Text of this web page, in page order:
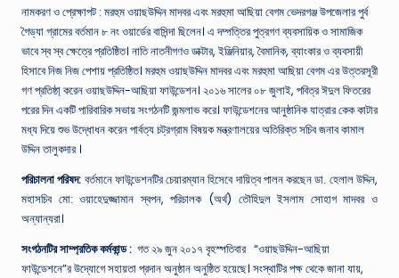
নামকরণ ও প্রেক্ষাপট : মরহুম ওয়াছউদ্দিন মাদবর এবং মরহুমা আছিয়া বেগম ভেদরগঞ্জ উপজেলার পুর্ব
গৈড্যা গ্রামের বর্তমান ৮ নং ওয়ার্ডের বাসিন্দা ছিলেন। এ দম্পত্তির পুত্রগণ ব্যবসায়িক ও সামাজিক
ভাবে স্ব স্ব ক্ষেত্রে প্রতিষ্ঠিত। নাতি নাতনীগণও ডাক্টার, ইঞ্জিনিয়ার, বৈমানিক, ব্যাংকার ও ব্যবসায়ী
হিসাবে নিজ নিজ পেশায় প্রতিষ্ঠিত। মরহুম ওয়াছউদ্দিন মাদবর এবং মরহুমা আছিয়া বেগম এর উত্তরসূরী
গণ প্রতিষ্ঠা্ করেন ওয়াছউদ্দিন-আছিয়া ফাউন্ডেশন। ২০১৬ সালের ০৮ জুলাই, পবিত্র ঈদুল ফিতরের
পরের দিন একটি পারিবারিক সভায় সংগঠনটি জন্মলাভ করে। ফাউন্ডেশনের আনুষ্ঠানিক যাত্রার কেক কাটার
মধ্য দিয়ে শুভ উদ্ধোধন করেন পার্বত্য চট্রগ্রাম বিষয়ক মন্ত্রণালয়ের অতিরিক্ত সচিব জনাব কামাল
উদ্দিন তালুকদার ।
পরিচালনা পরিষদ: বর্তমানে ফাউন্ডেশনটির চেয়ারম্যান হিসেবে দায়িত্ব পালন করছেন ডা. হেলাল উদ্দিন,
মহাসচিব মো: ওয়াহেদুজ্জামান স্বপন, পরিচালক (অর্থ) তৌহিদুল ইসলাম সোহাগ মাদবর ও
অন্যান্যরা।
সংগঠনটির সাম্প্রতিক কর্মকান্ড : গত ২৯ জুন ২০১৭ বৃহস্পতিবার “ওয়াছউদ্দিন-আছিয়া
ফাউন্ডেশনে”র উদ্যোগে সহায়তা প্রদান অনুষ্ঠান অনুষ্ঠিত হয়েছে। সংস্থাটির পক্ষ থেকে জানা যায়,